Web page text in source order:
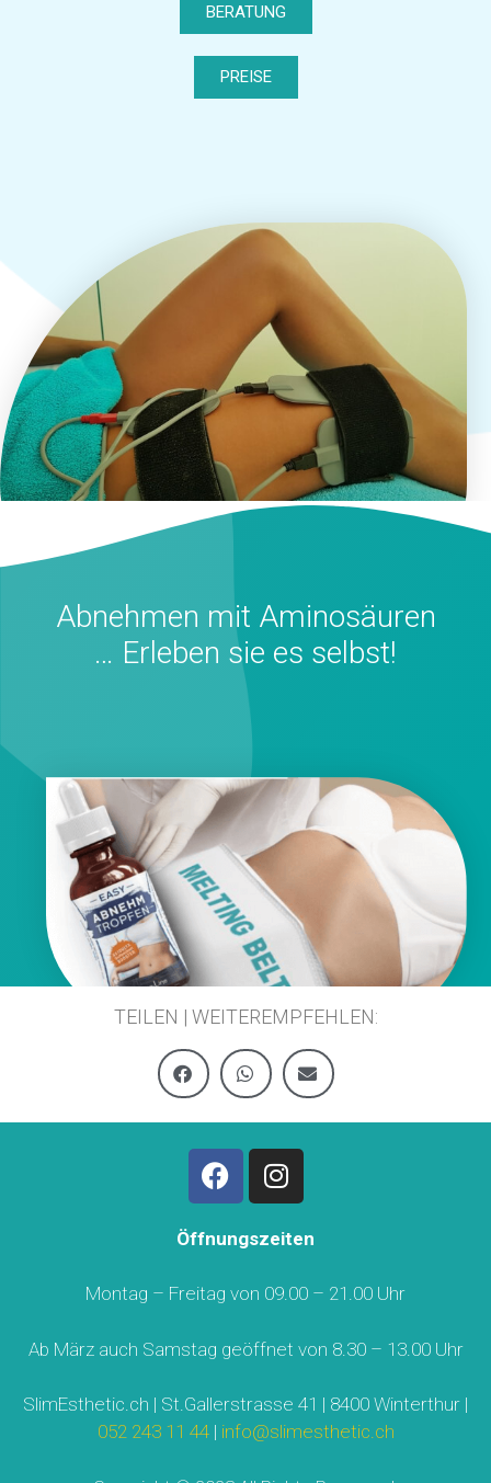
BERATUNG
PREISE
Abnehmen mit Aminosäuren
… Erleben sie es selbst!
TEILEN | WEITEREMPFEHLEN:
Öffnungszeiten
Montag – Freitag von 09.00 – 21.00 Uhr
Ab März auch Samstag geöffnet von 8.30 – 13.00 Uhr
SlimEsthetic.ch | St.Gallerstrasse 41 | 8400 Winterthur |
052 243 11 44| info@slimesthetic.ch